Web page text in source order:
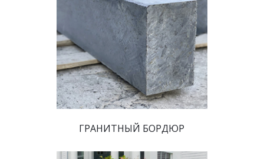
ГРАНИТНЫЙ БОРДЮР